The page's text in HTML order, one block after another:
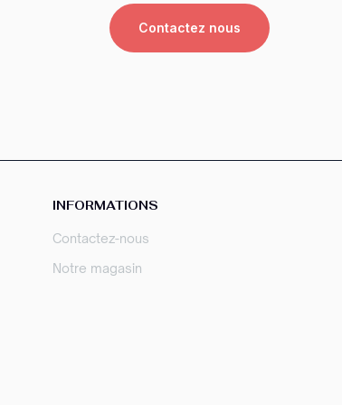
Contactez nous
INFORMATIONS
Contactez-nous
Notre magasin